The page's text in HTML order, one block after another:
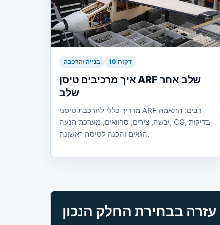
בנייה והרכבה 10 דקות
איך מרכיבים טיסן ARF שלב אחר
שלב
מדריך כללי להרכבת טיסני ARF רבים: התאמה
יבשה, צירים, סרוואים, מערכת הנעה, CG, בדיקות
הגאים והכנה לטיסה ראשונה.